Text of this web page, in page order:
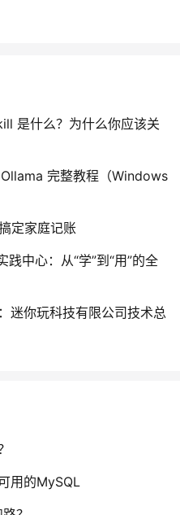
是什么？为什么你应该关
完整教程（Windows
定家庭记账
中心：从“学”到“用”的全
迷你玩科技有限公司技术总
用的MySQL